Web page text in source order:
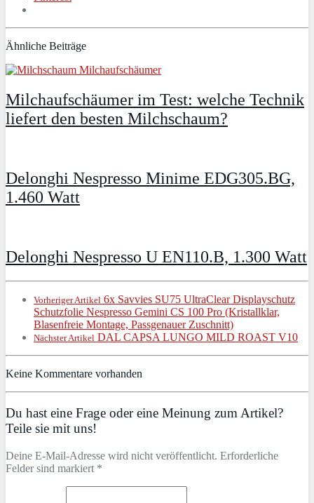
Ähnliche Beiträge
Milchaufschäumer im Test: welche Technik
liefert den besten Milchschaum?
Delonghi Nespresso Minime EDG305.BG,
1.460 Watt
Delonghi Nespresso U EN110.B, 1.300 Watt
Vorheriger Artikel 6x Savvies SU75 UltraClear Displayschutz
Schutzfolie Nespresso Gemini CS 100 Pro (Kristallklar,
Blasenfreie Montage, Passgenauer Zuschnitt)
Nächster Artikel DAL CAPSA LUNGO MILD ROAST V10
Keine Kommentare vorhanden
Du hast eine Frage oder eine Meinung zum Artikel?
Teile sie mit uns!
Deine E-Mail-Adresse wird nicht veröffentlicht. Erforderliche
Felder sind markiert *